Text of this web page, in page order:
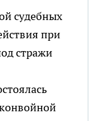
судебных
при
стражи